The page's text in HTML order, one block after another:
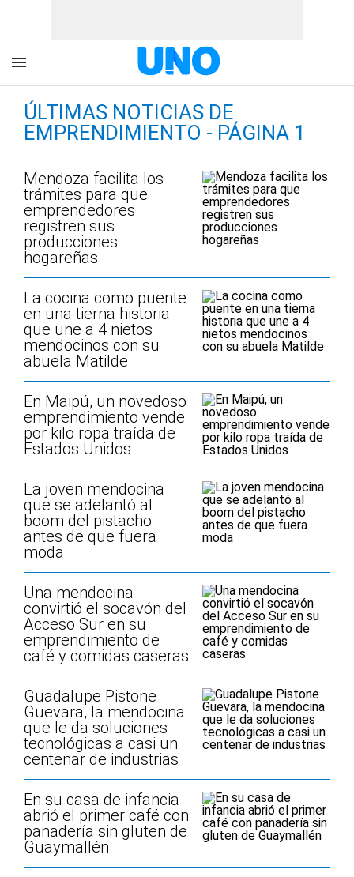
ÚLTIMAS NOTICIAS DE
EMPRENDIMIENTO - PÁGINA 1
Mendoza facilita los
trámites para que
emprendedores
registren sus
producciones
hogareñas
La cocina como puente
en una tierna historia
que une a 4 nietos
mendocinos con su
abuela Matilde
En Maipú, un novedoso
emprendimiento vende
por kilo ropa traída de
Estados Unidos
La joven mendocina
que se adelantó al
boom del pistacho
antes de que fuera
moda
Una mendocina
convirtió el socavón del
Acceso Sur en su
emprendimiento de
café y comidas caseras
Guadalupe Pistone
Guevara, la mendocina
que le da soluciones
tecnológicas a casi un
centenar de industrias
En su casa de infancia
abrió el primer café con
panadería sin gluten de
Guaymallén